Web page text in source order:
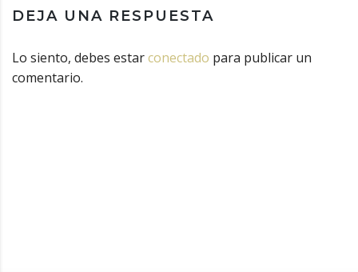
DEJA UNA RESPUESTA
Lo siento, debes estarconectado para publicar un
comentario.